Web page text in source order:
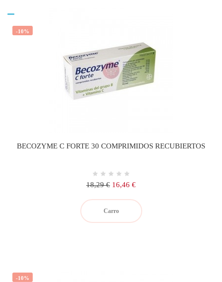
-10%
BECOZYME C FORTE 30 COMPRIMIDOS RECUBIERTOS
Precio
18,29 € Precio
16,46 €
Carro
-10%